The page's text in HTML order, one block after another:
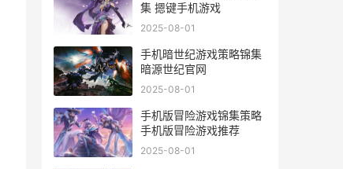
集 摁键手机游戏
2025-08-01
手机暗世纪游戏策略锦集
暗源世纪官网
2025-08-01
手机版冒险游戏锦集策略
手机版冒险游戏推荐
2025-08-01